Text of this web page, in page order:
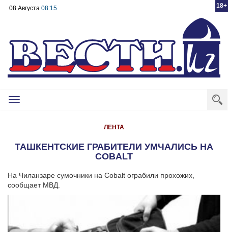
18+
08 Августа 08:15
Toggle
ЛЕНТА
ТАШКЕНТСКИЕ ГРАБИТЕЛИ УМЧАЛИСЬ НА
COBALT
На Чиланзаре сумочники на Cobalt ограбили прохожих,
сообщает МВД.